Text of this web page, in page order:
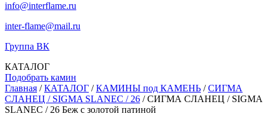
info@interflame.ru
inter-flame@mail.ru
Группа ВК
КАТАЛОГ
Подобрать камин
Главная / КАТАЛОГ / КАМИНЫ под КАМЕНЬ / СИГМА
СЛАНЕЦ / SIGMA SLANEC / 26 /СИГМА СЛАНЕЦ / SIGMA
SLANEC / 26 Беж с золотой патиной